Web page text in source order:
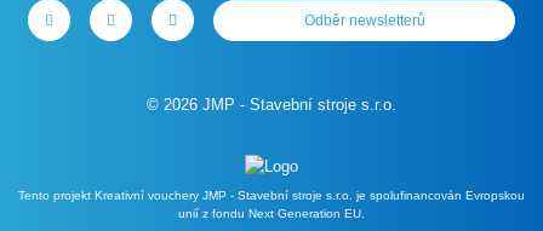
Odběr newsletterů
© 2026 JMP - Stavební stroje s.r.o.
Tento projekt Kreativní vouchery JMP - Stavební stroje s.r.o. je spolufinancován Evropskou
unií z fondu Next Generation EU.